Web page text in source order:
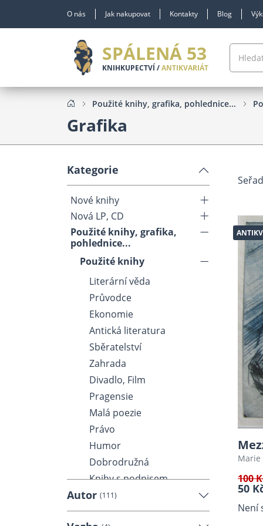
O nás Jak nakupovat Kontakty Blog
SPÁLENÁ 53
KNIHKUPECTVÍ /ANTIKVARIÁT
Použité knihy, grafika, pohlednice...
Grafika
Kategorie
Nové knihy
Nová LP, CD
Použité knihy, grafika,
pohlednice...
Použité knihy
Literární věda
Průvodce
Ekonomie
Antická literatura
Sběratelství
Zahrada
Divadlo, Film
Pragensie
Malá poezie
Právo
Humor
Dobrodružná
Knihy s podpisem
Kniha o knize
Matematika, Fyzika,
Autor (111)
Marie
100
50
Není